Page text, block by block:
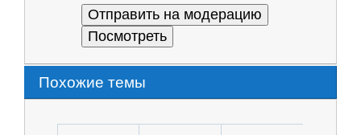
Похожие темы